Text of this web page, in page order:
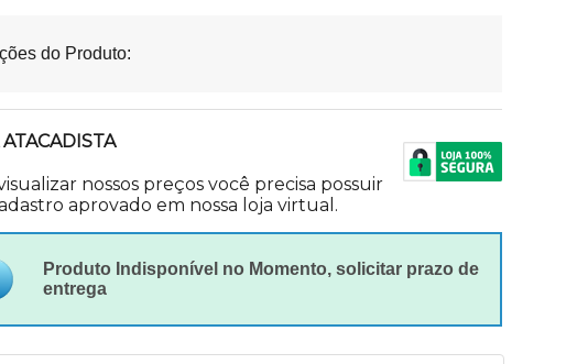
do Produto:
nossos preços você precisa possuir
aprovado em nossa loja virtual.
Produto Indisponível no Momento, solicitar prazo de
entrega